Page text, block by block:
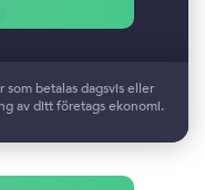
som betalas dagsvis eller
av ditt företags ekonomi.